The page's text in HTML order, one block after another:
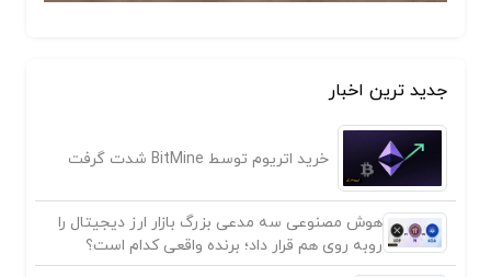
جدید ترین اخبار
خرید اتریوم توسط BitMine شدت گرفت
هوش مصنوعی سه مدعی بزرگ بازار ارز دیجیتال را
روبه روی هم قرار داد؛ برنده واقعی کدام است؟